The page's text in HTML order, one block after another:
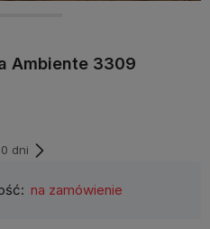
Ambiente 3309
dni
na zamówienie